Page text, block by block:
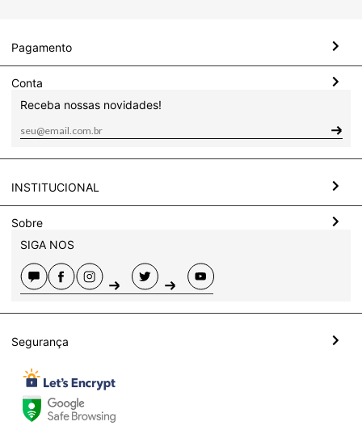
Pagamento
Conta
Receba nossas novidades!
INSTITUCIONAL
Sobre
SIGA NOS
Segurança